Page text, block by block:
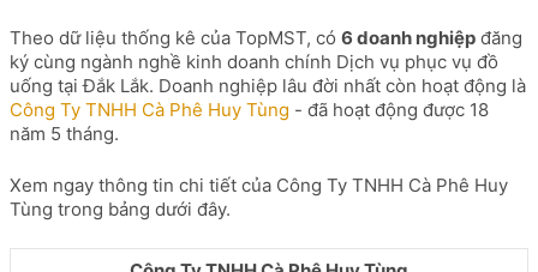
Theo dữ liệu thống kê của TopMST, có 6 doanh nghiệp đăng
ký cùng ngành nghề kinh doanh chính Dịch vụ phục vụ đồ
uống tại Đắk Lắk. Doanh nghiệp lâu đời nhất còn hoạt động là
Công Ty TNHH Cà Phê Huy Tùng - đã hoạt động được 18
năm 5 tháng.
Xem ngay thông tin chi tiết của Công Ty TNHH Cà Phê Huy
Tùng trong bảng dưới đây.